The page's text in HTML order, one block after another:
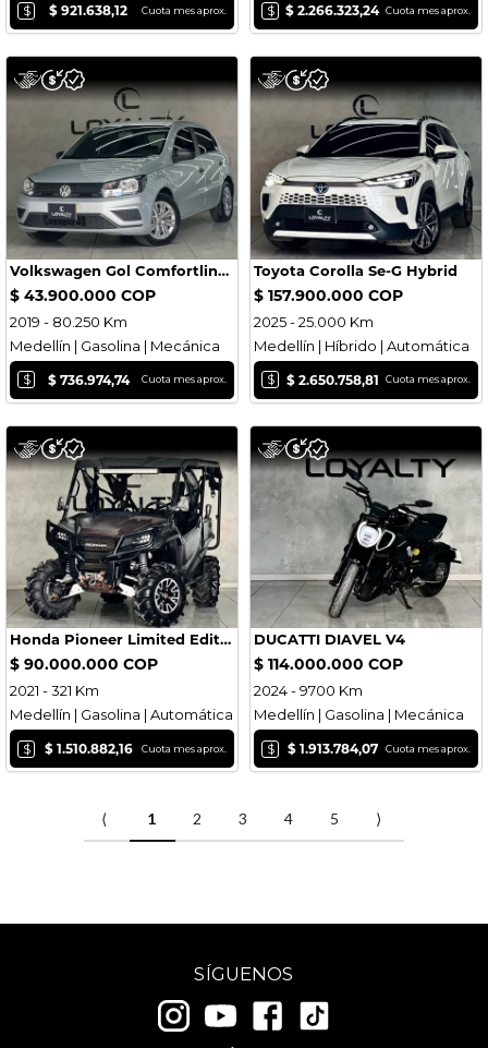
$ $ 921.638,12 Cuota mes aprox. $ $ 2.266.323,24 Cuota mes aprox.
Volkswagen Gol Comfortline MT
$ 43.900.000 COP
2019 - 80.250 Km
Medellín | Gasolina | Mecánica
$ $ 736.974,74 Cuota mes aprox.
Toyota Corolla Se-G Hybrid
$ 157.900.000 COP
2025 - 25.000 Km
Medellín | Híbrido | Automática
$ $ 2.650.758,81 Cuota mes aprox.
Honda Pioneer Limited Edition 100-5
$ 90.000.000 COP
2021 - 321 Km
Medellín | Gasolina | Automática
$ $ 1.510.882,16 Cuota mes aprox.
DUCATTI DIAVEL V4
$ 114.000.000 COP
2024 - 9700 Km
Medellín | Gasolina | Mecánica
$ $ 1.913.784,07 Cuota mes aprox.
⟨ 1 2 3 4 5 ⟩
SÍGUENOS